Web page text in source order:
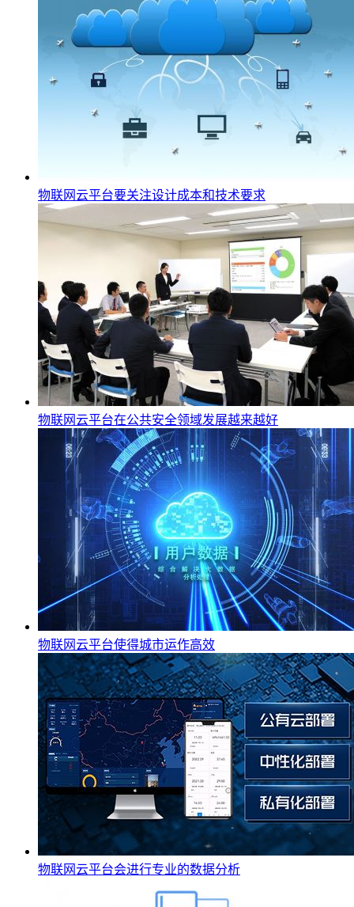
物联网云平台要关注设计成本和技术要求
物联网云平台在公共安全领域发展越来越好
物联网云平台使得城市运作高效
物联网云平台会进行专业的数据分析